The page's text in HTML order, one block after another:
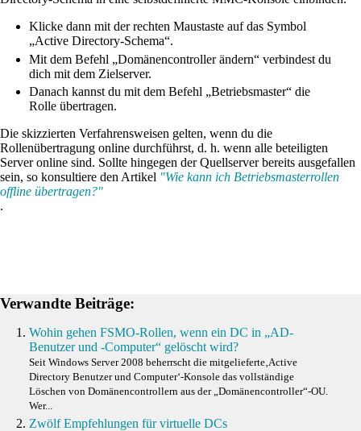
Klicke dann mit der rechten Maustaste auf das Symbol
„Active Directory-Schema“.
Mit dem Befehl „Domänencontroller ändern“ verbindest du
dich mit dem Zielserver.
Danach kannst du mit dem Befehl „Betriebsmaster“ die
Rolle übertragen.
Die skizzierten Verfahrensweisen gelten, wenn du die
Rollenübertragung online durchführst, d. h. wenn alle beteiligten
Server online sind. Sollte hingegen der Quellserver bereits ausgefallen
sein, so konsultiere den Artikel "Wie kann ich Betriebsmasterrollen
offline übertragen?"
.
Verwandte Beiträge:
Wohin gehen FSMO-Rollen, wenn ein DC in „AD-
Benutzer und -Computer“ gelöscht wird?
Seit Windows Server 2008 beherrscht die mitgelieferte‚Active
Directory Benutzer und Computer‘-Konsole das vollständige
Löschen von Domänencontrollern aus der „Domänencontroller“-OU.
Wer...
Zwölf Empfehlungen für virtuelle DCs